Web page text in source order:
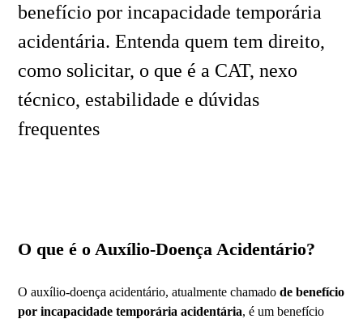
benefício por incapacidade temporária
acidentária. Entenda quem tem direito,
como solicitar, o que é a CAT, nexo
técnico, estabilidade e dúvidas
frequentes
O que é o Auxílio-Doença Acidentário?
O auxílio-doença acidentário, atualmente chamadode benefício
por incapacidade temporária acidentária, é um benefício